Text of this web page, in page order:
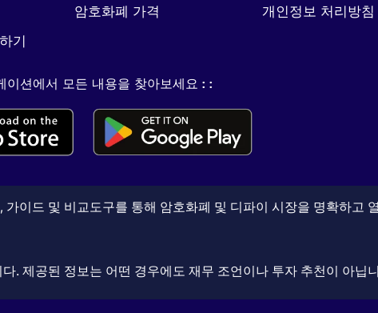
기
암호화폐 가격
개인정보 처리방침
이션에서 모든 내용을 찾아보세요 : :
이드 및 비교도구를 통해 암호화폐 및 디파이 시장을 명확하고
. 제공된 정보는 어떤 경우에도 재무 조언이나 투자 추천이 아닙